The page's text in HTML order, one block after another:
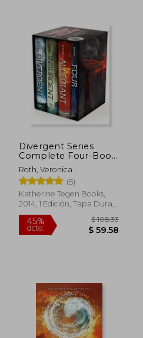
45%
Divergent Series
Complete Four-Book
box set (en Inglés)
Roth, Veronica
(5)
Katherine Tegen Books,
2014, 1 Edición, Tapa Dura,
Nuevo